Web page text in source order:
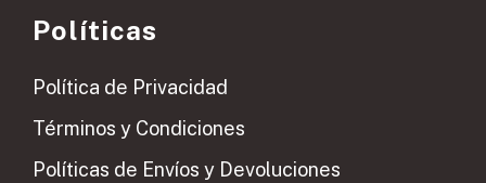
Políticas
Política de Privacidad
Términos y Condiciones
Políticas de Envíos y Devoluciones